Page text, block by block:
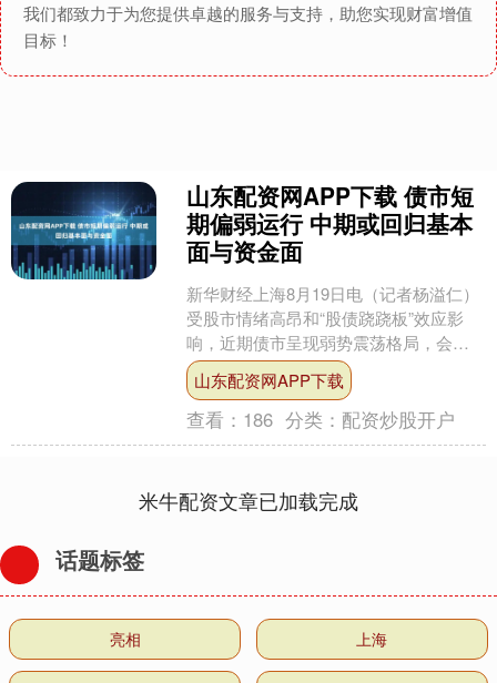
我们都致力于为您提供卓越的服务与支持，助您实现财富增值
目标！
山东配资网APP下载 债市短
期偏弱运行 中期或回归基本
面与资金面
新华财经上海8月19日电（记者杨溢仁）
受股市情绪高昂和“股债跷跷板”效应影
响，近期债市呈现弱势震荡格局，会否
迎来“牛熊切换”？业内人士认为，7月经
济和金融数据依....
山东配资网APP下载
查看： 186 分类： 配资炒股开户
米牛配资文章已加载完成
话题标签
亮相 上海